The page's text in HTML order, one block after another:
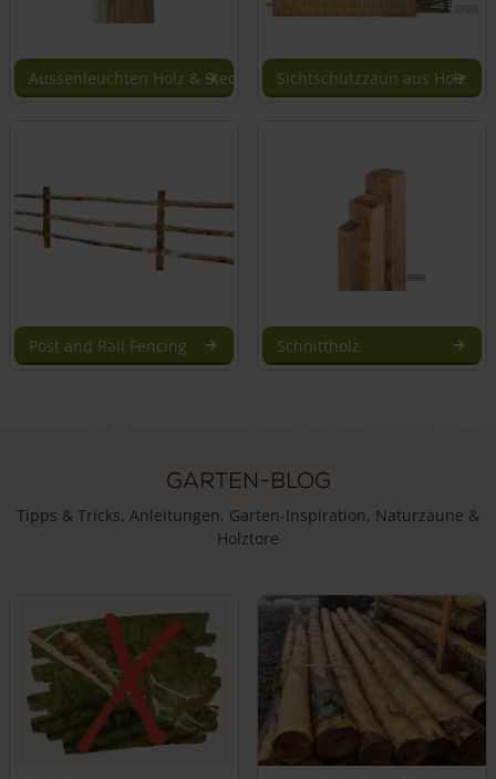
Aussenleuchten Holz & SteckdosenSichtschutzzaun aus Holz
Post and Rail Fencing Schnittholz
Garten-Blog
Tipps & Tricks, Anleitungen, Garten-Inspiration, Naturzäune &
Holztore